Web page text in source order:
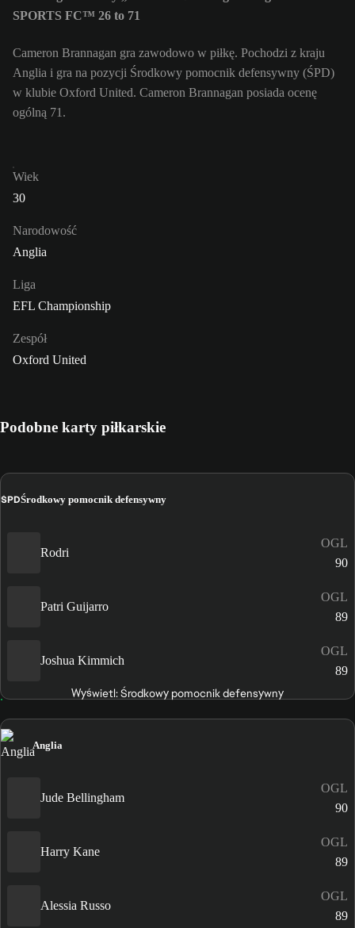
SPORTS FC™ 26 to 71
Cameron Brannagan gra zawodowo w piłkę. Pochodzi z kraju
Anglia i gra na pozycji Środkowy pomocnik defensywny (ŚPD)
w klubie Oxford United. Cameron Brannagan posiada ocenę
ogólną 71.
Wiek
30
Narodowość
Anglia
Liga
EFL Championship
Zespół
Oxford United
Podobne karty piłkarskie
ŚPDŚrodkowy pomocnik defensywny
Rodri
OGL
90
Patri Guijarro
OGL
89
Joshua Kimmich
OGL
89
Wyświetl: Środkowy pomocnik defensywny
Anglia
Jude Bellingham
OGL
90
Harry Kane
OGL
89
Alessia Russo
OGL
89